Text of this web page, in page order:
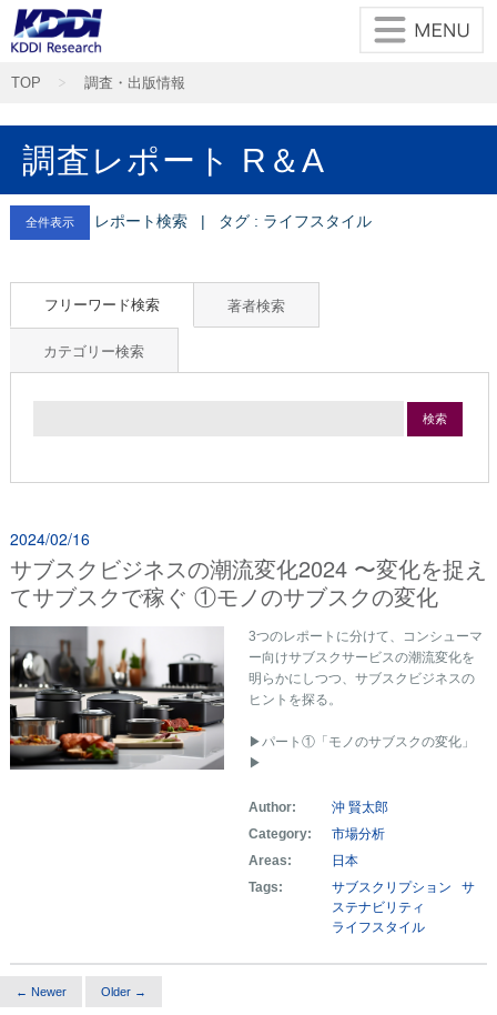
TOP 調査・出版情報
調査レポート R＆A
全件表示 レポート検索 | タグ : ライフスタイル
フリーワード検索 著者検索
カテゴリー検索
検索
2024/02/16
サブスクビジネスの潮流変化2024 〜変化を捉え
てサブスクで稼ぐ ①モノのサブスクの変化
3つのレポートに分けて、コンシューマ
ー向けサブスクサービスの潮流変化を
明らかにしつつ、サブスクビジネスの
ヒントを探る。
▶パート①「モノのサブスクの変化」
▶
Author:
沖 賢太郎
Category:
市場分析
Areas:
日本
Tags:
サブスクリプション
サ
ステナビリティ
ライフスタイル
← Newer Older →